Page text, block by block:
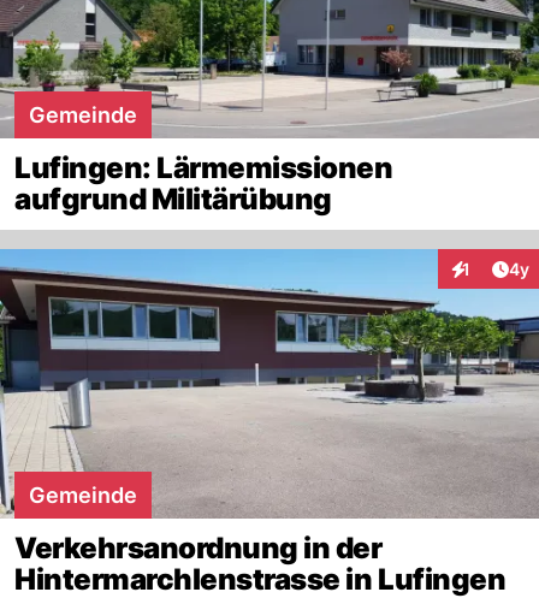
Gemeinde
Lufingen: Lärmemissionen
aufgrund Militärübung
1 4y
Gemeinde
Verkehrsanordnung in der
Hintermarchlenstrasse in Lufingen